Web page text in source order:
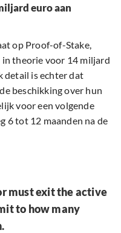
euro aan
op Proof-of-Stake,
in theorie voor 14 miljard
detail is echter dat
de beschikking over hun
voor een volgende
6 tot 12 maanden na de
must exit the active
to how many